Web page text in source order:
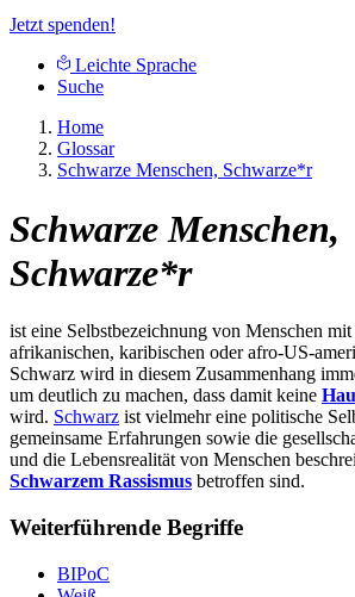
Jetzt spenden!
Leichte Sprache
Suche
Home
Glossar
Schwarze Menschen, Schwarze*r
Schwarze Menschen,
Schwarze*r
ist eine Selbstbezeichnung von Menschen
afrikanischen, karibischen oder afro-US-
Schwarz wird in diesem Zusammenhang
um deutlich zu machen, dass damit keine
wird. Schwarz ist vielmehr eine politische
gemeinsame Erfahrungen sowie die
und die Lebensrealität von Menschen
Schwarzem Rassismus betroffen sind.
Weiterführende Begriffe
BIPoC